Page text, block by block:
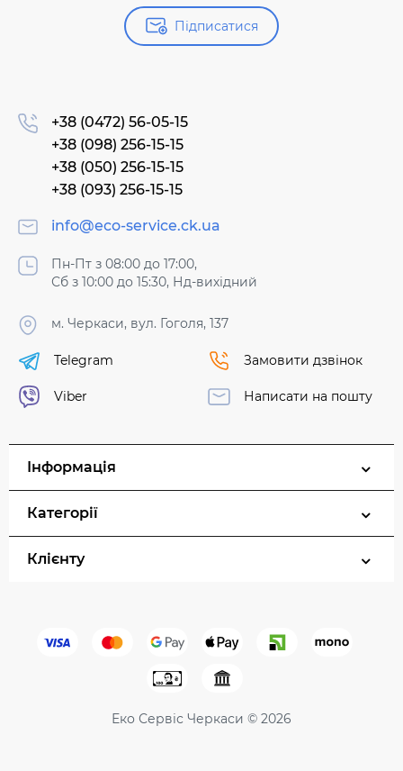
Підписатися
+38 (0472) 56-05-15
+38 (098) 256-15-15
+38 (050) 256-15-15
+38 (093) 256-15-15
info@eco-service.ck.ua
Пн-Пт з 08:00 до 17:00,
Сб з 10:00 до 15:30, Нд-вихідний
м. Черкаси, вул. Гоголя, 137
Telegram
Viber
Замовити дзвінок
Написати на пошту
Інформація
Категорії
Клієнту
Еко Сервіс Черкаси © 2026